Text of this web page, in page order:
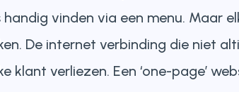
handig vinden via een menu. Maar
De internet verbinding die niet
klant verliezen. Een ‘one-page’